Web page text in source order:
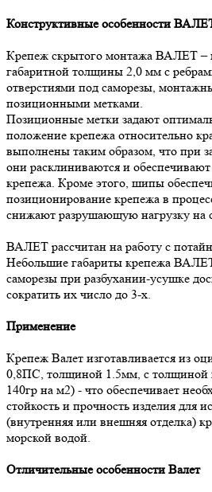
Конструктивные особенности
Крепеж скрытого монтажа ВАЛЕТ –
габаритной толщины 2,0 мм с
отверстиями под саморезы,
позиционными метками.
Позиционные метки задают
положение крепежа относительно
выполнены таким образом, что при
они расклиниваются и
крепежа. Кроме этого, шипы
позиционирование крепежа в
снижают разрушающую нагрузку на
ВАЛЕТ рассчитан на работу с
Небольшие габариты крепежа
саморезы при разбухании-усушке
сократить их число до 3-х.
Применение
Крепеж Валет изготавливается из
0,8ПС, толщиной 1.5мм, с толщиной
140гр на м2) - что обеспечивает
стойкость и прочность изделия для
(внутренняя или внешняя отделка)
морской водой.
Отличительные особенности Валет